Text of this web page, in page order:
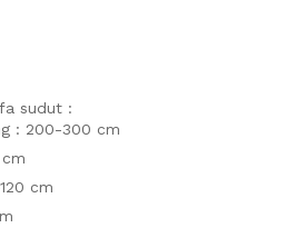
sudut :
: 200-300 cm
cm